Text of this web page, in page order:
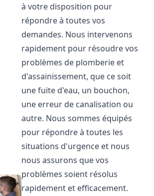
à votre disposition pour
répondre à toutes vos
demandes. Nous intervenons
rapidement pour résoudre vos
problèmes de plomberie et
d'assainissement, que ce soit
une fuite d'eau, un bouchon,
une erreur de canalisation ou
autre. Nous sommes équipés
pour répondre à toutes les
situations d'urgence et nous
nous assurons que vos
problèmes soient résolus
rapidement et efficacement.